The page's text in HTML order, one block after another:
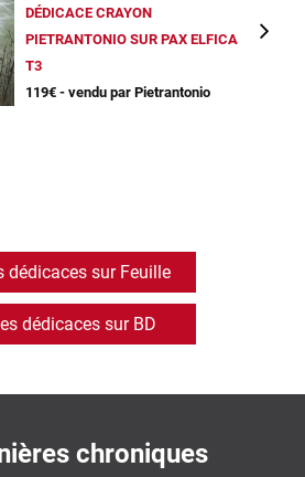
DÉDICACE CRAYON
PIETRANTONIO SUR PAX ELFICA
T3
119€ - vendu par Pietrantonio
dédicaces sur Feuille
dédicaces sur BD
chroniques